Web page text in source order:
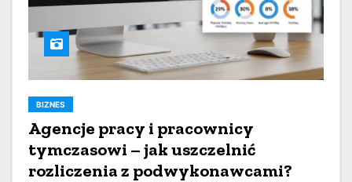
BIZNES
Agencje pracy i pracownicy
tymczasowi – jak uszczelnić
rozliczenia z podwykonawcami?